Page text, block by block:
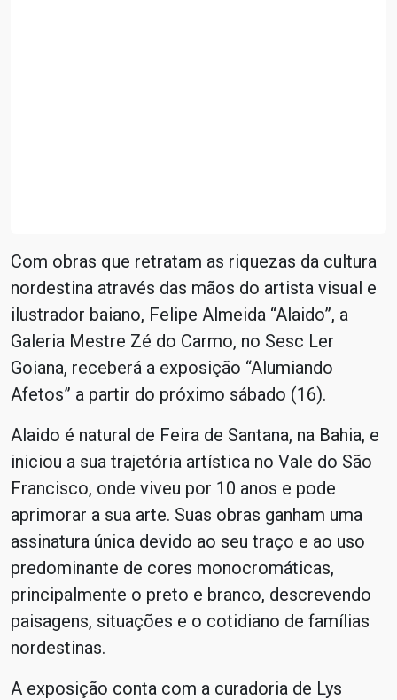
Com obras que retratam as riquezas da cultura
nordestina através das mãos do artista visual e
ilustrador baiano, Felipe Almeida “Alaido”, a
Galeria Mestre Zé do Carmo, no Sesc Ler
Goiana, receberá a exposição “Alumiando
Afetos” a partir do próximo sábado (16).
Alaido é natural de Feira de Santana, na Bahia, e
iniciou a sua trajetória artística no Vale do São
Francisco, onde viveu por 10 anos e pode
aprimorar a sua arte. Suas obras ganham uma
assinatura única devido ao seu traço e ao uso
predominante de cores monocromáticas,
principalmente o preto e branco, descrevendo
paisagens, situações e o cotidiano de famílias
nordestinas.
A exposição conta com a curadoria de Lys